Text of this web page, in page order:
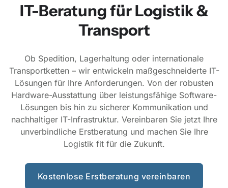
IT-Beratung für Logistik &
Transport
Ob Spedition, Lagerhaltung oder internationale
Transportketten – wir entwickeln maßgeschneiderte IT-
Lösungen für Ihre Anforderungen. Von der robusten
Hardware-Ausstattung über leistungsfähige Software-
Lösungen bis hin zu sicherer Kommunikation und
nachhaltiger IT-Infrastruktur. Vereinbaren Sie jetzt Ihre
unverbindliche Erstberatung und machen Sie Ihre
Logistik fit für die Zukunft.
Kostenlose Erstberatung vereinbaren